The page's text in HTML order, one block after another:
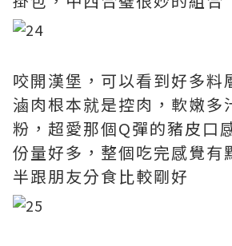
咬開漢堡，可以看到好多料
滷肉根本就是控肉，軟嫩多
粉，超愛那個Q彈的豬皮口
份量好多，整個吃完感覺有
半跟朋友分食比較剛好